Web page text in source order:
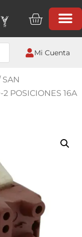
Mi Cuenta
SAN
POSICIONES 16A